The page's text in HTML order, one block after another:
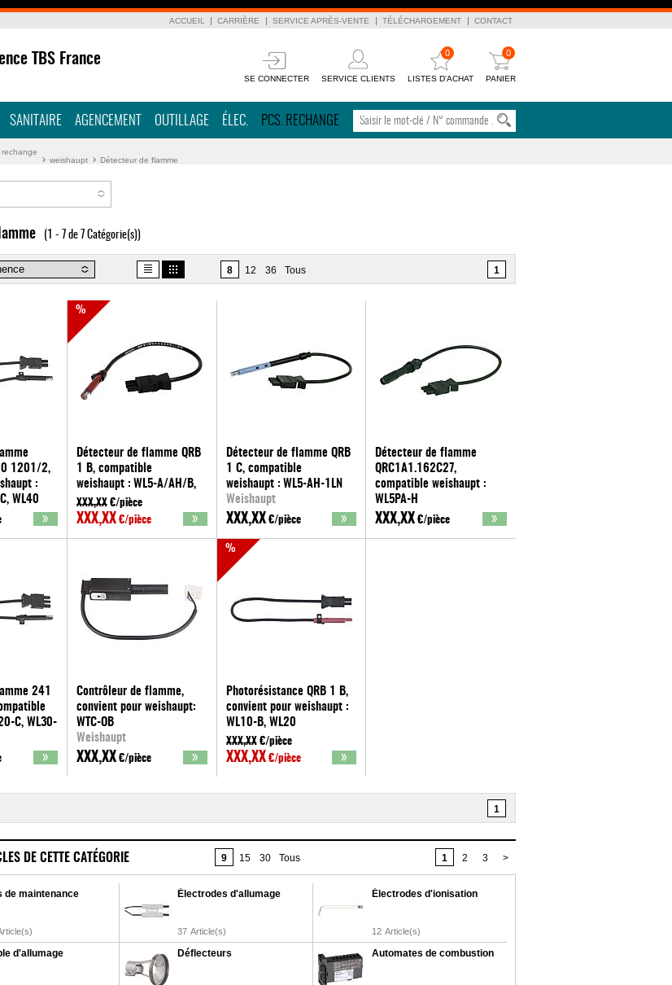
ACCUEIL CARRIÈRE SERVICE APRÈS-VENTE TÉLÉCHARGEMENT CONTACT
TBS France
SE CONNECTER SERVICE CLIENTS
0
LISTES D'ACHAT
0
PANIER
SANITAIRE AGENCEMENT OUTILLAGE ÉLEC. PCS. RECHANGE
weishaupt Détecteur de flamme
(1 - 7 de 7 Catégorie(s))
8 12 36 Tous 1
1201/2,
:
WL40
%
Détecteur de flamme QRB
1 B, compatible
weishaupt : WL5-A/AH/B,
WL10-D,WL20-C-LN, WL40-
LN, WL30-C-LN
XXX,XX €/pièce
XXX,XX €/pièce
Détecteur de flamme QRB
1 C, compatible
weishaupt : WL5-AH-1LN
Weishaupt
XXX,XX €/pièce
Détecteur de flamme
QRC1A1.162C27,
compatible weishaupt :
WL5PA-H
Weishaupt
XXX,XX €/pièce
241
C, WL30-
Contrôleur de flamme,
convient pour weishaupt:
WTC-OB
Weishaupt
XXX,XX €/pièce
%
Photorésistance QRB 1 B,
convient pour weishaupt :
WL10-B, WL20
XXX,XX €/pièce
XXX,XX €/pièce
1
DE CETTE CATÉGORIE 9 15 30 Tous 1 2 3 >
de maintenance Électrodes d'allumage
37 Article(s)
Électrodes d'ionisation
12 Article(s)
d'allumage Déflecteurs Automates de combustion